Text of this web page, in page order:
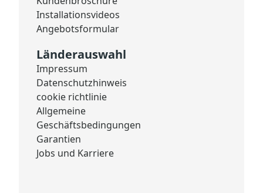
Installationsvideos
Angebotsformular
Länderauswahl
Impressum
Datenschutzhinweis
cookie richtlinie
Allgemeine
Geschäftsbedingungen
Garantien
Jobs und Karriere